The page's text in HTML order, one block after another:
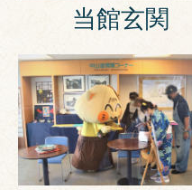
当館玄関